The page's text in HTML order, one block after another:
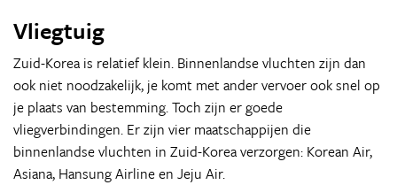
Vliegtuig
Zuid-Korea is relatief klein. Binnenlandse vluchten zijn dan
ook niet noodzakelijk, je komt met ander vervoer ook snel op
je plaats van bestemming. Toch zijn er goede
vliegverbindingen. Er zijn vier maatschappijen die
binnenlandse vluchten in Zuid-Korea verzorgen: Korean Air,
Asiana, Hansung Airline en Jeju Air.